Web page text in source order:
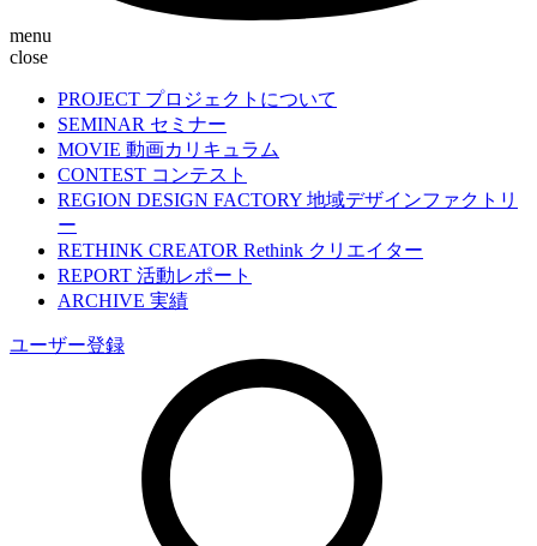
menu
close
PROJECT プロジェクトについて
SEMINAR セミナー
MOVIE 動画カリキュラム
CONTEST コンテスト
REGION DESIGN FACTORY 地域デザインファクトリ
ー
RETHINK CREATOR Rethink クリエイター
REPORT 活動レポート
ARCHIVE 実績
ユーザー登録